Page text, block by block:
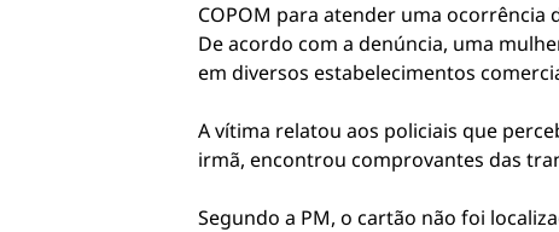
COPOM para atender uma ocorrência
De acordo com a denúncia, uma
em diversos estabelecimentos
A vítima relatou aos policiais que
irmã, encontrou comprovantes das
Segundo a PM, o cartão não foi